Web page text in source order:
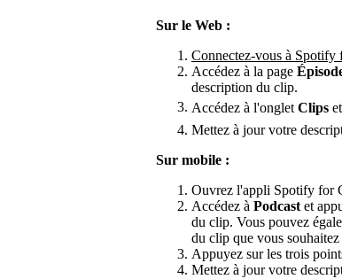
Sur le Web :
Connectez-vous à Spotify
Accédez à la page
description du clip.
Accédez à l'onglet Clips
Mettez à jour votre
Sur mobile :
Ouvrez l'appli Spotify for
Accédez à Podcast et
du clip. Vous pouvez
du clip que vous
Appuyez sur les trois
Mettez à jour votre